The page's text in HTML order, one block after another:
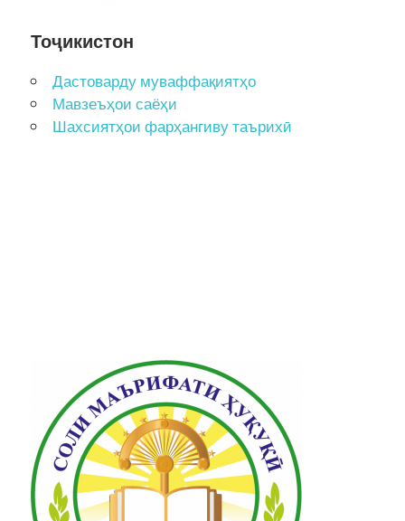
Тоҷикистон
Дастоварду муваффақиятҳо
Мавзеъҳои саёҳи
Шахсиятҳои фарҳангиву таърихӣ